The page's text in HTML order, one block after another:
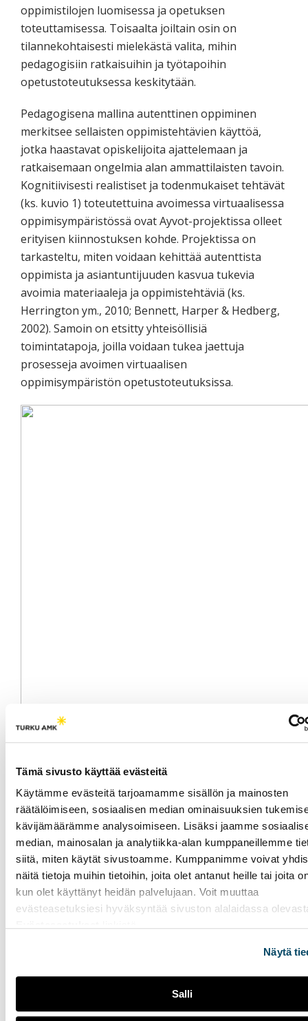
Tämä sivusto käyttää evästeitä
Käytämme evästeitä tarjoamamme sisällön ja mainosten
räätälöimiseen, sosiaalisen median ominaisuuksien
kävijämäärämme analysoimiseen. Lisäksi jaamme
median, mainosalan ja analytiikka-alan kumppaneillemme
siitä, miten käytät sivustoamme. Kumppanimme voivat
näitä tietoja muihin tietoihin, joita olet antanut heille tai joita
kun olet käyttänyt heidän palvelujaan. Voit muuttaa
evästeasetuksiesi hyväksyntää sivuston alalaidassa
Näytä
Salli
oppimistilojen luomisessa ja opetuksen
toteuttamisessa. Toisaalta joiltain osin on
tilannekohtaisesti mielekästä valita, mihin
pedagogisiin ratkaisuihin ja työtapoihin
opetustoteutuksessa keskitytään.
Pedagogisena mallina autenttinen oppiminen
merkitsee sellaisten oppimistehtävien käyttöä,
jotka haastavat opiskelijoita ajattelemaan ja
ratkaisemaan ongelmia alan ammattilaisten tavoin.
Kognitiivisesti realistiset ja todenmukaiset tehtävät
(ks. kuvio 1) toteutettuina avoimessa virtuaalisessa
oppimisympäristössä ovat Ayvot-projektissa olleet
erityisen kiinnostuksen kohde. Projektissa on
tarkasteltu, miten voidaan kehittää autenttista
oppimista ja asiantuntijuuden kasvua tukevia
avoimia materiaaleja ja oppimistehtäviä (ks.
Herrington ym., 2010; Bennett, Harper & Hedberg,
2002). Samoin on etsitty yhteisöllisiä
toimintatapoja, joilla voidaan tukea jaettuja
prosesseja avoimen virtuaalisen
oppimisympäristön opetustoteutuksissa.
2012, sov. Kiviniemi, Leppisaari & Teräs, 2013).
Autenttisen oppimisen näkökulma merkitsee
ensinnäkin sitä, että opiskelussa oppijaa tuetaan
tunnistamaan aihealueessa omat kokemuksensa ja
oma kontekstinsa. Tämä tukee opiskelijakeskeistä
oppimista: jokainen tulee oppimisprosessiin
omasta tulokulmastaan ja huolehtii oppimisesta
asettamiensa tavoitteiden suuntaisesti sekä
yhteisöllistä oppimista, jossa opitaan vertaisilta ja
heidän kanssaan (Herrington ym., 2010). Oppija tuo
koko ajan myös oppimisyhteisön yhteiseen
oppimisprosessiin oman kontekstinsa,